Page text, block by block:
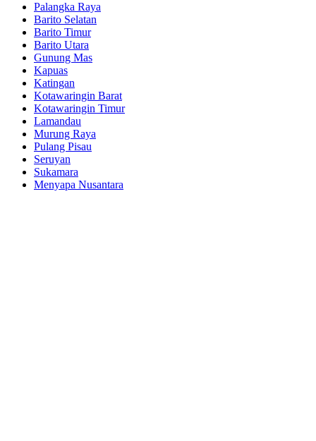
Palangka Raya
Barito Selatan
Barito Timur
Barito Utara
Gunung Mas
Kapuas
Katingan
Kotawaringin Barat
Kotawaringin Timur
Lamandau
Murung Raya
Pulang Pisau
Seruyan
Sukamara
Menyapa Nusantara